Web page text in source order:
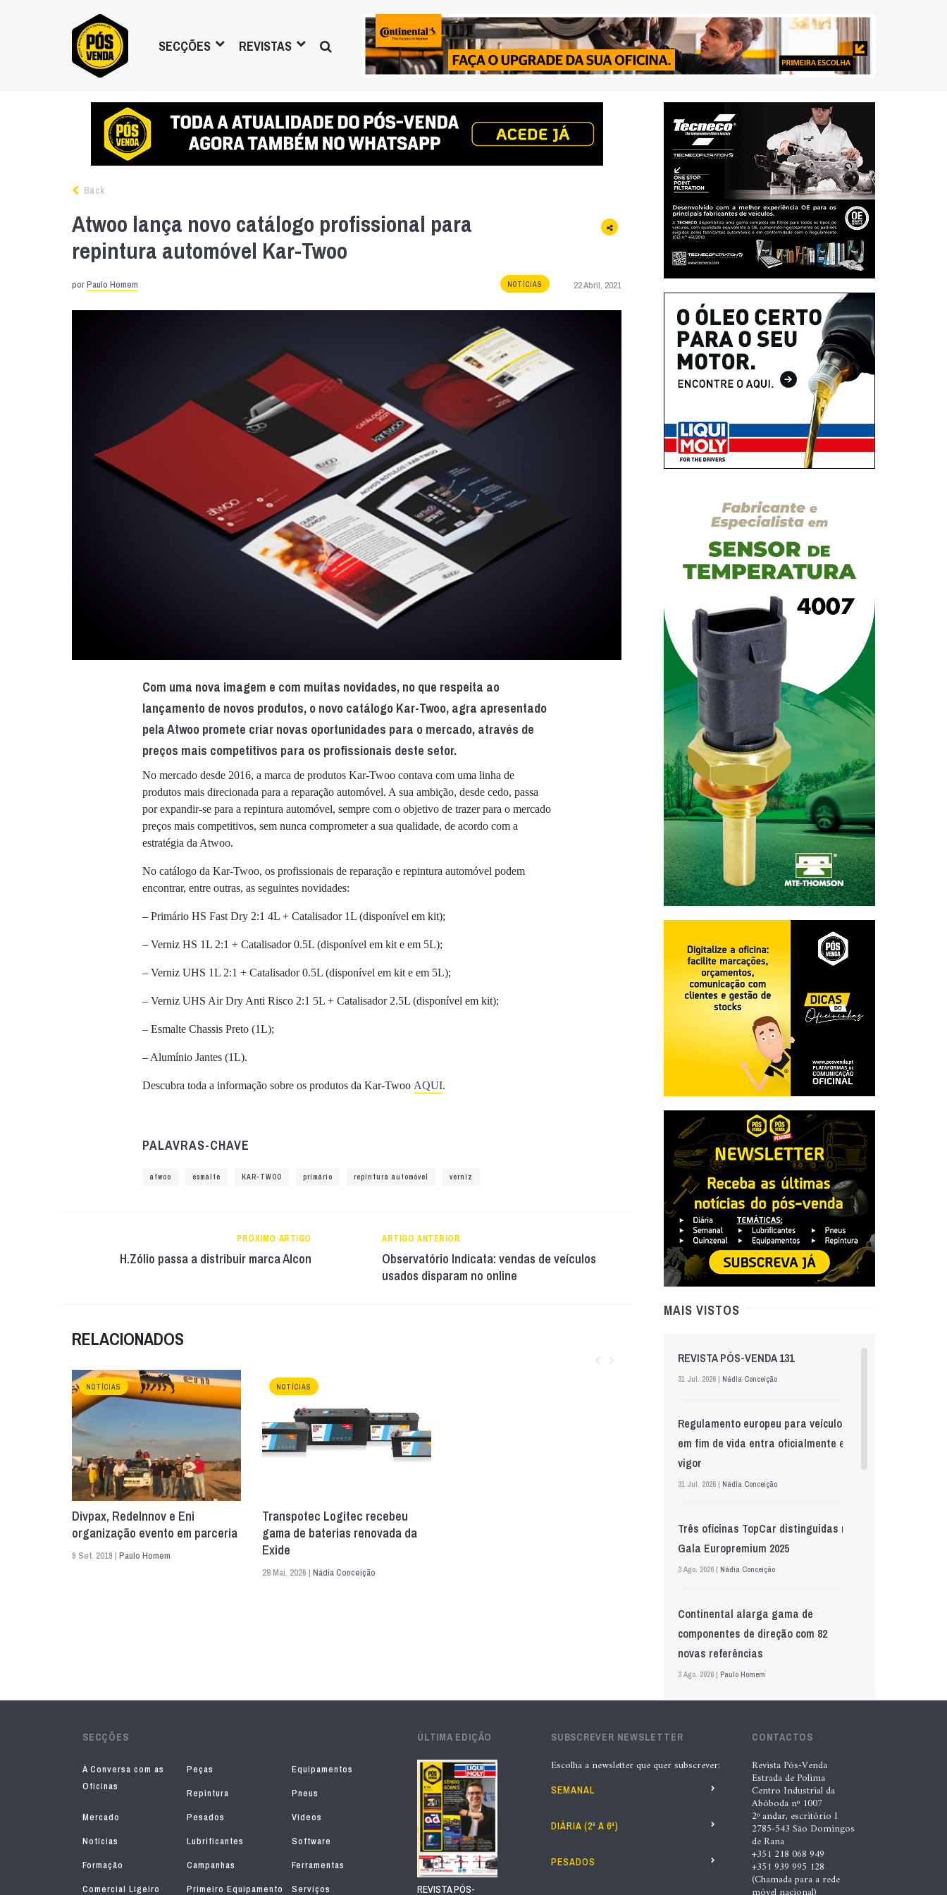
SECÇÕES REVISTAS
Back
Atwoo lança novo catálogo profissional para
repintura automóvel Kar-Twoo
porPaulo Homem NOTÍCIAS 22 Abril, 2021
Com uma nova imagem e com muitas novidades, no que respeita ao
lançamento de novos produtos, o novo catálogo Kar-Twoo, agra apresentado
pela Atwoo promete criar novas oportunidades para o mercado, através de
preços mais competitivos para os profissionais deste setor.
No mercado desde 2016, a marca de produtos Kar-Twoo contava com uma linha de
produtos mais direcionada para a reparação automóvel. A sua ambição, desde cedo, passa
por expandir-se para a repintura automóvel, sempre com o objetivo de trazer para o mercado
preços mais competitivos, sem nunca comprometer a sua qualidade, de acordo com a
estratégia da Atwoo.
No catálogo da Kar-Twoo, os profissionais de reparação e repintura automóvel podem
encontrar, entre outras, as seguintes novidades:
– Primário HS Fast Dry 2:1 4L + Catalisador 1L (disponível em kit);
– Verniz HS 1L 2:1 + Catalisador 0.5L (disponível em kit e em 5L);
– Verniz UHS 1L 2:1 + Catalisador 0.5L (disponível em kit e em 5L);
– Verniz UHS Air Dry Anti Risco 2:1 5L + Catalisador 2.5L (disponível em kit);
– Esmalte Chassis Preto (1L);
– Alumínio Jantes (1L).
Descubra toda a informação sobre os produtos da Kar-Twoo AQUI.
PALAVRAS-CHAVE
atwoo esmalte KAR-TWOO primário repintura automóvel verniz
PRÓXIMO ARTIGO
H.Zólio passa a distribuir marca Alcon
ARTIGO ANTERIOR
Observatório Indicata: vendas de veículos
usados disparam no online
RELACIONADOS
NOTÍCIAS
Divpax, RedeInnov e Eni
organização evento em parceria
9 Set. 2019 | Paulo Homem
NOTÍCIAS
Transpotec Logitec recebeu
gama de baterias renovada da
Exide
28 Mai. 2026 | Nádia Conceição
MAIS VISTOS
REVISTA PÓS-VENDA 131
31 Jul. 2026 | Nádia Conceição
Regulamento europeu para veículos
em fim de vida entra oficialmente em
vigor
31 Jul. 2026 | Nádia Conceição
Três oficinas TopCar distinguidas na
Gala Europremium 2025
3 Ago. 2026 | Nádia Conceição
Continental alarga gama de
componentes de direção com 82
novas referências
3 Ago. 2026 | Paulo Homem
controlo de qualidade
5 Ago. 2026 | Nádia Conceição
GS Pro Tyres assume representação
exclusiva da Laufenn em Portugal
Paulo Homem
Wolf mostra nova geração de
SECÇÕES
À Conversa com as
Oficinas
Peças
Equipamentos
Repintura
Pneus
Mercado
Pesados
Vídeos
Notícias
Lubrificantes
Software
Formação
Campanhas
Ferramentas
Comercial Ligeiro
Primeiro Equipamento Serviços
ÚLTIMA EDIÇÃO
REVISTA PÓS-
SUBSCREVER NEWSLETTER
Escolha a newsletter que quer subscrever:
SEMANAL
DIÁRIA (2ª A 6ª)
PESADOS
CONTACTOS
Revista Pós-Venda
Estrada de Polima
Centro Industrial da
Abóboda nº 1007
2º andar, escritório I
2785-543 São Domingos
de Rana
+351 218 068 949
+351 939 995 128
(Chamada para a rede